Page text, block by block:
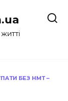
БЕЗ НМТ –